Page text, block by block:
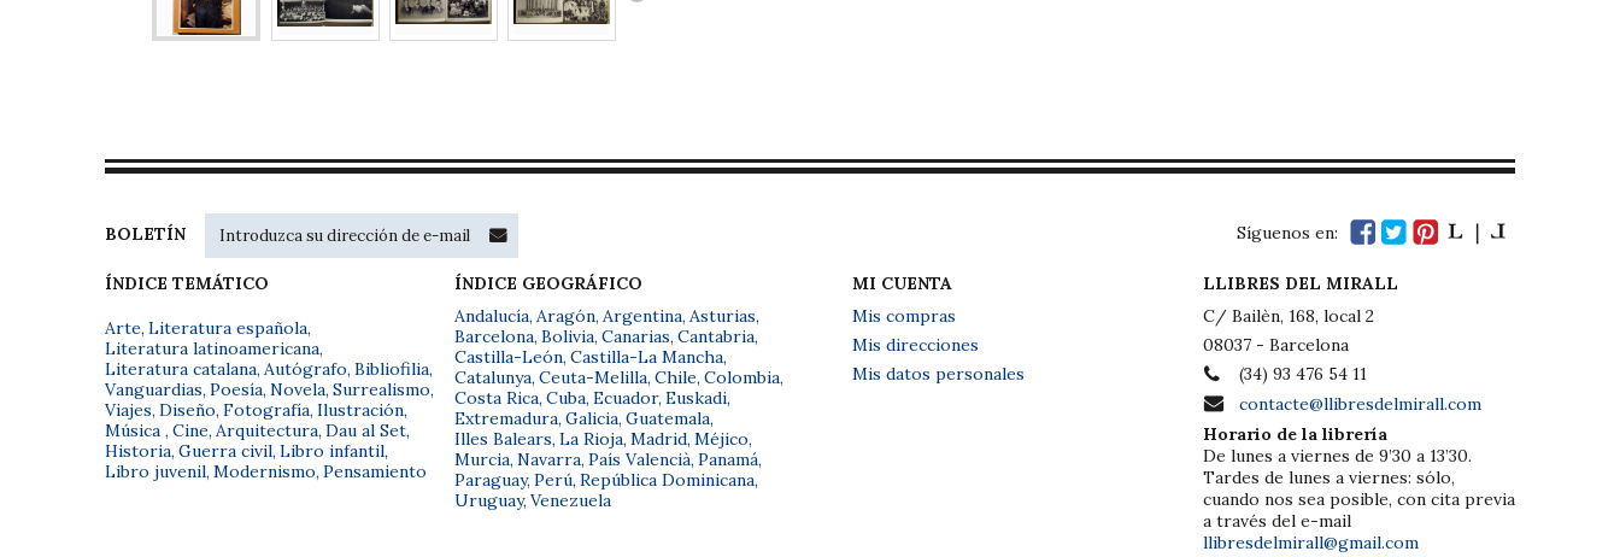
BOLETÍN Síguenos en:
ÍNDICE TEMÁTICO
Arte, Literatura española,
Literatura latinoamericana,
Literatura catalana, Autógrafo, Bibliofilia,
Vanguardias, Poesía, Novela, Surrealismo,
Viajes, Diseño, Fotografía, Ilustración,
Música , Cine, Arquitectura, Dau al Set,
Historia, Guerra civil, Libro infantil,
Libro juvenil, Modernismo, Pensamiento
ÍNDICE GEOGRÁFICO
Andalucía, Aragón, Argentina, Asturias,
Barcelona, Bolivia, Canarias, Cantabria,
Castilla-León, Castilla-La Mancha,
Catalunya, Ceuta-Melilla, Chile, Colombia,
Costa Rica, Cuba, Ecuador, Euskadi,
Extremadura, Galicia, Guatemala,
Illes Balears, La Rioja, Madrid, Méjico,
Murcia, Navarra, País Valencià, Panamá,
Paraguay, Perú, República Dominicana,
Uruguay, Venezuela
MI CUENTA
Mis compras
Mis direcciones
Mis datos personales
LLIBRES DEL MIRALL
C/ Bailèn, 168, local 2
08037 - Barcelona
(34) 93 476 54 11
contacte@llibresdelmirall.com
Horario de la librería
De lunes a viernes de 9’30 a 13’30.
Tardes de lunes a viernes: sólo,
cuando nos sea posible, con cita previa
a través del e-mail
llibresdelmirall@gmail.com